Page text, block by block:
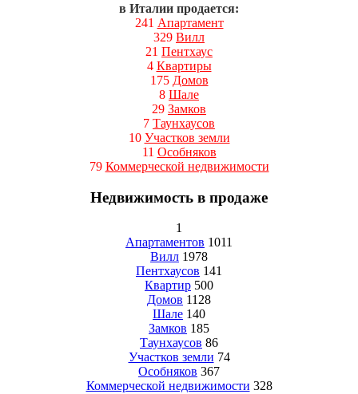
в Италии продается:
241 Апартамент
329 Вилл
21 Пентхаус
4 Квартиры
175 Домов
8 Шале
29 Замков
7 Таунхаусов
10 Участков земли
11 Особняков
79 Коммерческой недвижимости
Недвижимость в продаже
1
Апартаментов 1011
Вилл 1978
Пентхаусов 141
Квартир 500
Домов 1128
Шале 140
Замков 185
Таунхаусов 86
Участков земли 74
Особняков 367
Коммерческой недвижимости 328